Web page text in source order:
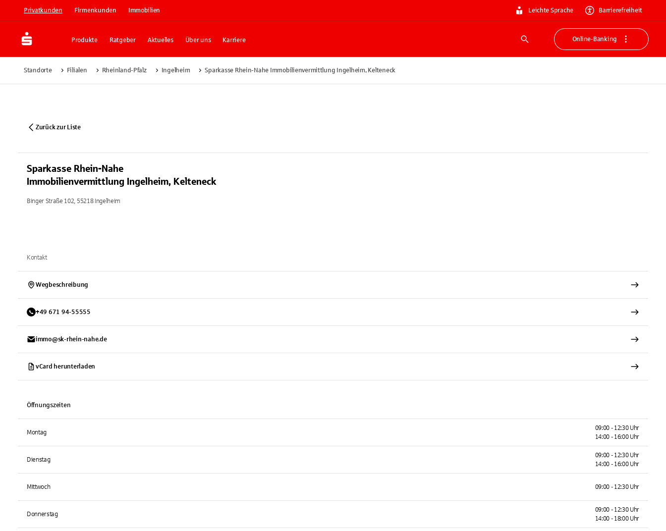
Privatkunden Firmenkunden Immobilien Leichte Sprache Barrierefreiheit
Produkte Ratgeber Aktuelles Über uns Karriere
Suche
Online-Banking
Standorte Filialen Rheinland-Pfalz Ingelheim Sparkasse Rhein-Nahe Immobilienvermittlung Ingelheim, Kelteneck
Zurück zur Liste
Sparkasse Rhein-Nahe
Immobilienvermittlung Ingelheim, Kelteneck
Binger Straße 102, 55218 Ingelheim
Kontakt
Wegbeschreibung
+49 671 94-55555
immo@sk-rhein-nahe.de
vCard herunterladen
Öffnungszeiten
Montag
09:00 - 12:30 Uhr
14:00 - 16:00 Uhr
Dienstag
09:00 - 12:30 Uhr
14:00 - 16:00 Uhr
Mittwoch 09:00 - 12:30 Uhr
Donnerstag
09:00 - 12:30 Uhr
14:00 - 18:00 Uhr